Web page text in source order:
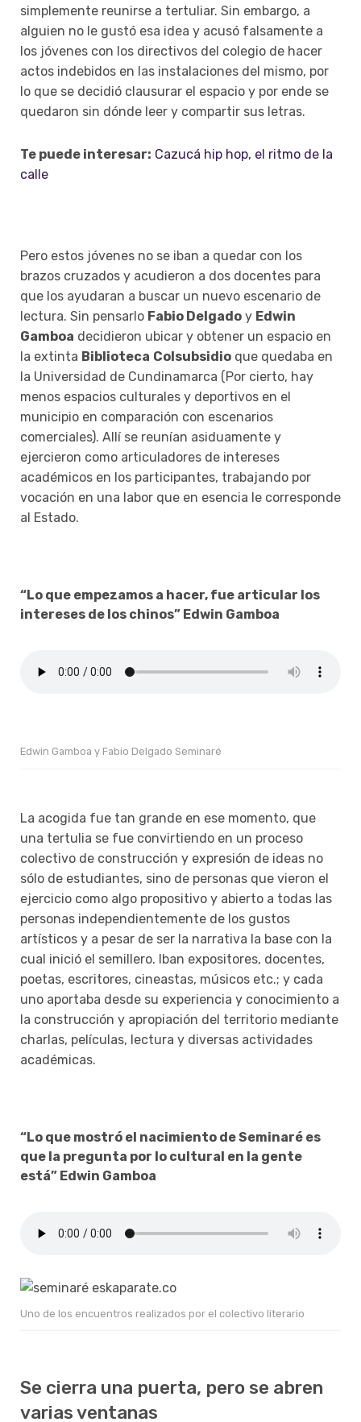
simplemente reunirse a tertuliar. Sin embargo, a
alguien no le gustó esa idea y acusó falsamente a
los jóvenes con los directivos del colegio de hacer
actos indebidos en las instalaciones del mismo, por
lo que se decidió clausurar el espacio y por ende se
quedaron sin dónde leer y compartir sus letras.
Te puede interesar: Cazucá hip hop, el ritmo de la
calle
Pero estos jóvenes no se iban a quedar con los
brazos cruzados y acudieron a dos docentes para
que los ayudaran a buscar un nuevo escenario de
lectura. Sin pensarlo Fabio Delgado y Edwin
Gamboa decidieron ubicar y obtener un espacio en
la extinta Biblioteca Colsubsidio que quedaba en
la Universidad de Cundinamarca (Por cierto, hay
menos espacios culturales y deportivos en el
municipio en comparación con escenarios
comerciales). Allí se reunían asiduamente y
ejercieron como articuladores de intereses
académicos en los participantes, trabajando por
vocación en una labor que en esencia le corresponde
al Estado.
“Lo que empezamos a hacer, fue articular los
intereses de los chinos” Edwin Gamboa
Edwin Gamboa y Fabio Delgado Seminaré
La acogida fue tan grande en ese momento, que
una tertulia se fue convirtiendo en un proceso
colectivo de construcción y expresión de ideas no
sólo de estudiantes, sino de personas que vieron el
ejercicio como algo propositivo y abierto a todas las
personas independientemente de los gustos
artísticos y a pesar de ser la narrativa la base con la
cual inició el semillero. Iban expositores, docentes,
poetas, escritores, cineastas, músicos etc.; y cada
uno aportaba desde su experiencia y conocimiento a
la construcción y apropiación del territorio mediante
charlas, películas, lectura y diversas actividades
académicas.
“Lo que mostró el nacimiento de Seminaré es
que la pregunta por lo cultural en la gente
está” Edwin Gamboa
Uno de los encuentros realizados por el colectivo literario
Se cierra una puerta, pero se abren
varias ventanas